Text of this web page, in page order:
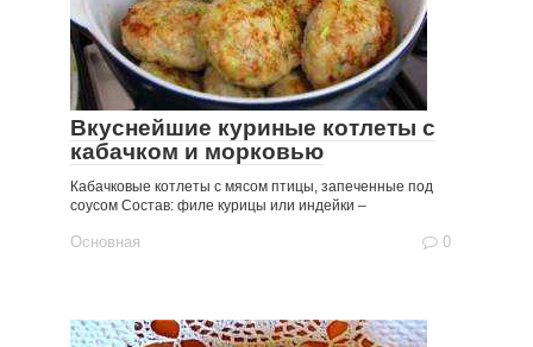
Вкуснейшие куриные котлеты с
кабачком и морковью
Кабачковые котлеты с мясом птицы, запеченные под
соусом Состав: филе курицы или индейки –
Основная 0